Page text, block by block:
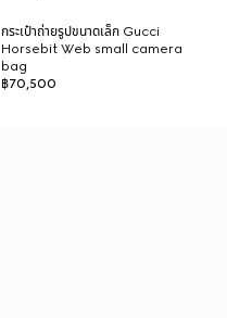
กระเป๋าถ่ายรูปขนาดเล็ก Gucci
Horsebit Web small camera
bag
฿70,500